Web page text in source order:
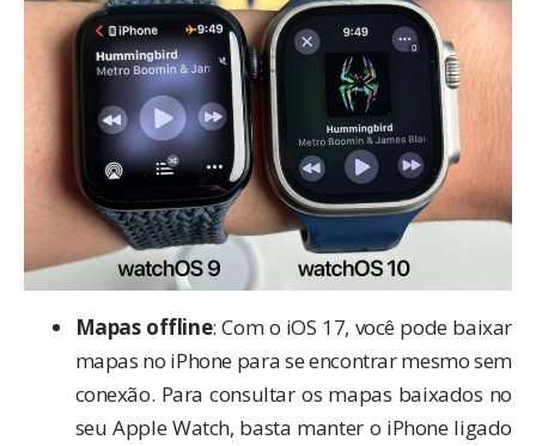
Mapas offline: Com o iOS 17, você pode baixar
mapas no iPhone para se encontrar mesmo sem
conexão. Para consultar os mapas baixados no
seu Apple Watch, basta manter o iPhone ligado